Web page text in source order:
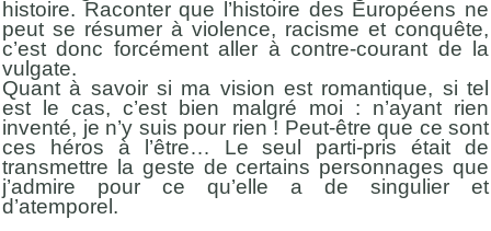
histoire. Raconter que l’histoire des Européens ne
peut se résumer à violence, racisme et conquête,
c’est donc forcément aller à contre-courant de la
vulgate.
Quant à savoir si ma vision est romantique, si tel
est le cas, c’est bien malgré moi : n’ayant rien
inventé, je n’y suis pour rien ! Peut-être que ce sont
ces héros à l’être… Le seul parti-pris était de
transmettre la geste de certains personnages que
j’admire pour ce qu’elle a de singulier et
d’atemporel.